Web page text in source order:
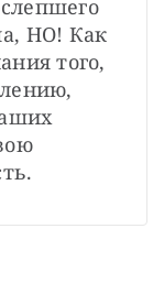
НО! Как
того,